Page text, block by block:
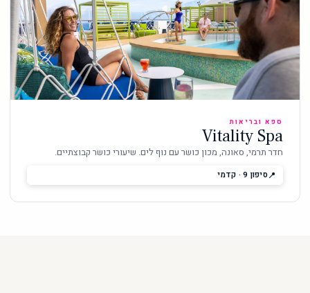
ספא ובריאות
Vitality Spa
חדר תרמי, סאונה, מכון כושר עם נוף לים. שיעורי כושר קבוצתיים.
סיפון 9 · קדמי